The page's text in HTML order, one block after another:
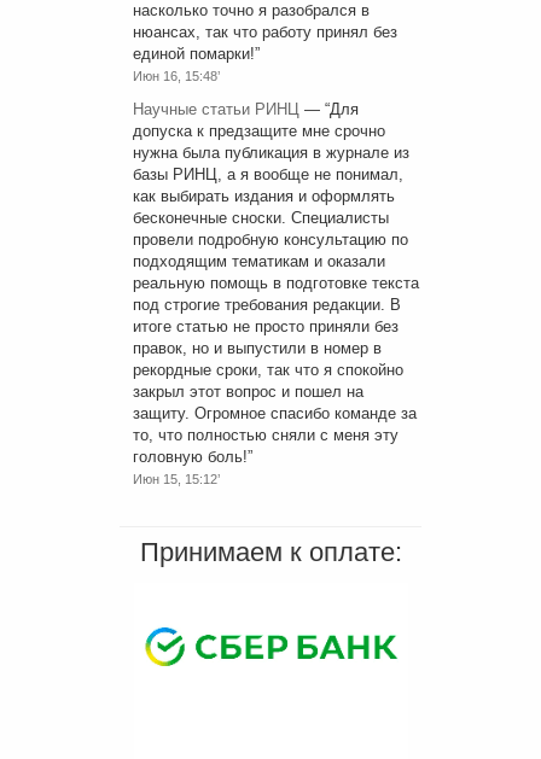
насколько точно я разобрался в
нюансах, так что работу принял без
единой помарки!”
Июн 16, 15:48’
Научные статьи РИНЦ — “Для
допуска к предзащите мне срочно
нужна была публикация в журнале из
базы РИНЦ, а я вообще не понимал,
как выбирать издания и оформлять
бесконечные сноски. Специалисты
провели подробную консультацию по
подходящим тематикам и оказали
реальную помощь в подготовке текста
под строгие требования редакции. В
итоге статью не просто приняли без
правок, но и выпустили в номер в
рекордные сроки, так что я спокойно
закрыл этот вопрос и пошел на
защиту. Огромное спасибо команде за
то, что полностью сняли с меня эту
головную боль!”
Июн 15, 15:12’
Принимаем к оплате: